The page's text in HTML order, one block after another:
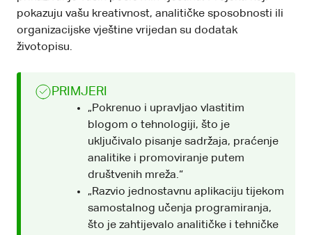
pokazuju vašu kreativnost, analitičke sposobnosti ili
organizacijske vještine vrijedan su dodatak
životopisu.
PRIMJERI
„Pokrenuo i upravljao vlastitim
blogom o tehnologiji, što je
uključivalo pisanje sadržaja, praćenje
analitike i promoviranje putem
društvenih mreža.“
„Razvio jednostavnu aplikaciju tijekom
samostalnog učenja programiranja,
što je zahtijevalo analitičke i tehničke